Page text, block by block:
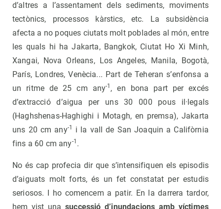
d’altres a l’assentament dels sediments, moviments
tectònics, processos kàrstics, etc. La subsidència
afecta a no poques ciutats molt poblades al món, entre
les quals hi ha Jakarta, Bangkok, Ciutat Ho Xi Minh,
Xangai, Nova Orleans, Los Angeles, Manila, Bogotà,
París, Londres, Venècia... Part de Teheran s’enfonsa a
un ritme de 25 cm any-1 , en bona part per excés
d’extracció d’aigua per uns 30 000 pous il·legals
(Haghshenas-Haghighi i Motagh, en premsa), Jakarta
uns 20 cm any-1
i la vall de San Joaquin a Califòrnia
fins a 60 cm any-1 .
No és cap profecia dir que s’intensifiquen els episodis
d’aiguats molt forts, és un fet constatat per estudis
seriosos. I ho comencem a patir. En la darrera tardor,
hem vist unasuccessió d’inundacions amb víctimes